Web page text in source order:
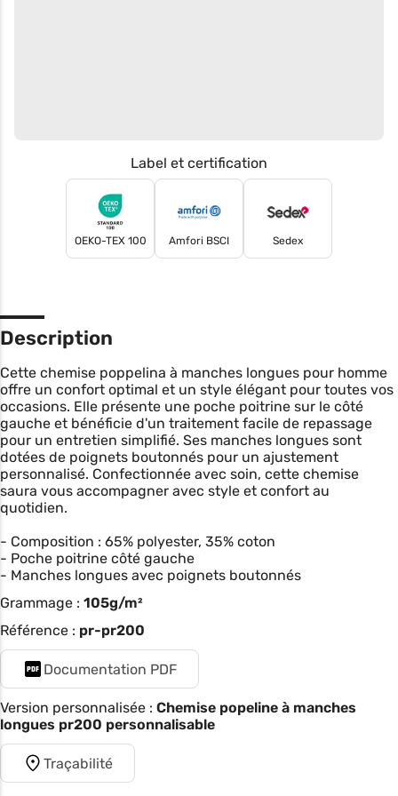
Label et certification
OEKO-TEX 100 Amfori BSCI Sedex
Description
Cette chemise poppelina à manches longues pour homme
offre un confort optimal et un style élégant pour toutes vos
occasions. Elle présente une poche poitrine sur le côté
gauche et bénéficie d'un traitement facile de repassage
pour un entretien simplifié. Ses manches longues sont
dotées de poignets boutonnés pour un ajustement
personnalisé. Confectionnée avec soin, cette chemise
saura vous accompagner avec style et confort au
quotidien.
- Composition : 65% polyester, 35% coton
- Poche poitrine côté gauche
- Manches longues avec poignets boutonnés
Grammage : 105g/m²
Référence : pr-pr200
Documentation PDF
Version personnalisée : Chemise popeline à manches
longues pr200 personnalisable
Traçabilité